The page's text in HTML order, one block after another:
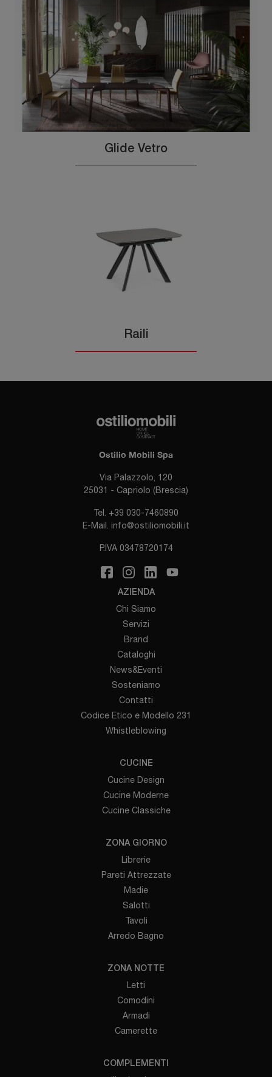
Glide Vetro
Raili
Ostilio Mobili Spa
Via Palazzolo, 120
25031 - Capriolo (Brescia)
Tel. +39 030-7460890
E-Mail. info@ostiliomobili.it
P.IVA 03478720174
AZIENDA
Chi Siamo
Servizi
Brand
Cataloghi
News&Eventi
Sosteniamo
Contatti
Codice Etico e Modello 231
Whistleblowing
CUCINE
Cucine Design
Cucine Moderne
Cucine Classiche
ZONA GIORNO
Librerie
Pareti Attrezzate
Madie
Salotti
Tavoli
Arredo Bagno
ZONA NOTTE
Letti
Comodini
Armadi
Camerette
COMPLEMENTI